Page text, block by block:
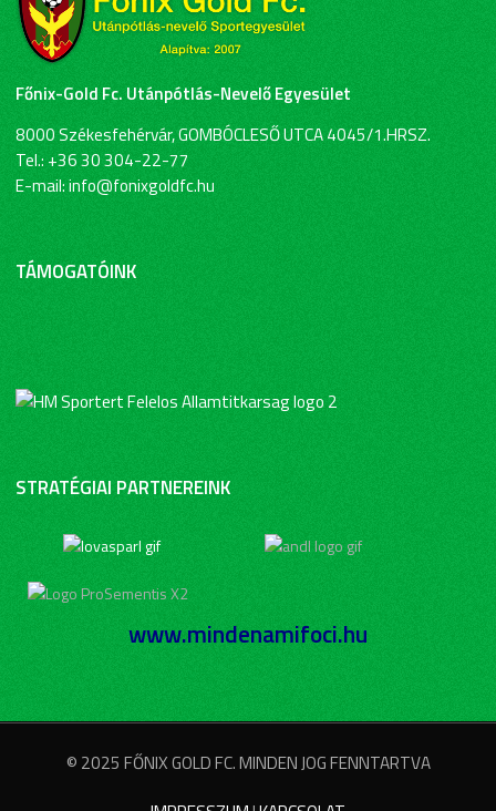
Főnix-Gold Fc. Utánpótlás-Nevelő Egyesület
8000 Székesfehérvár, GOMBÓCLESŐ UTCA 4045/1.HRSZ.
Tel.: +36 30 304-22-77
E-mail: info@fonixgoldfc.hu
TÁMOGATÓINK
STRATÉGIAI PARTNEREINK
www.mindenamifoci.hu
© 2025 FŐNIX GOLD FC. MINDEN JOG FENNTARTVA